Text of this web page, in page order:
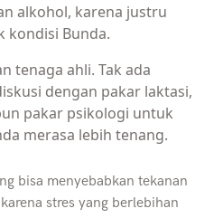
alkohol, karena justru
kondisi Bunda.
tenaga ahli. Tak ada
dengan pakar laktasi,
pakar psikologi untuk
merasa lebih tenang.
bisa menyebabkan tekanan
stres yang berlebihan